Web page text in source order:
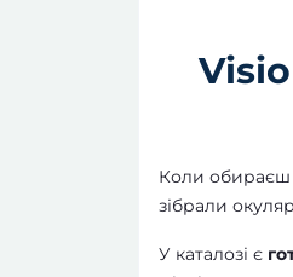
Коли обираєш
зібрали
У каталозі є